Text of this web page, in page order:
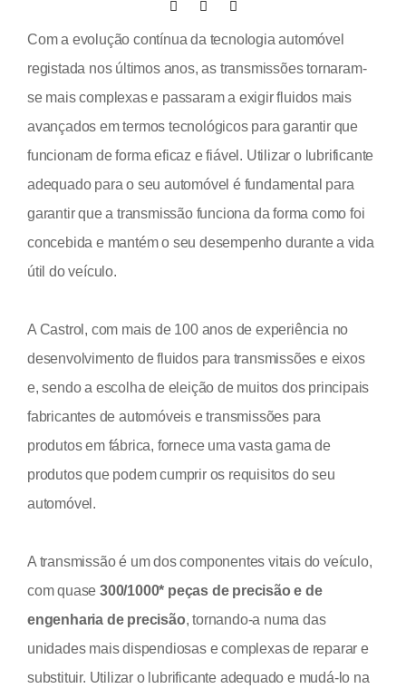
Com a evolução contínua da tecnologia automóvel
registada nos últimos anos, as transmissões tornaram-
se mais complexas e passaram a exigir fluidos mais
avançados em termos tecnológicos para garantir que
funcionam de forma eficaz e fiável. Utilizar o lubrificante
adequado para o seu automóvel é fundamental para
garantir que a transmissão funciona da forma como foi
concebida e mantém o seu desempenho durante a vida
útil do veículo.
A Castrol, com mais de 100 anos de experiência no
desenvolvimento de fluidos para transmissões e eixos
e, sendo a escolha de eleição de muitos dos principais
fabricantes de automóveis e transmissões para
produtos em fábrica, fornece uma vasta gama de
produtos que podem cumprir os requisitos do seu
automóvel.
A transmissão é um dos componentes vitais do veículo,
com quase300/1000* peças de precisão e de
engenharia de precisão, tornando-a numa das
unidades mais dispendiosas e complexas de reparar e
substituir. Utilizar o lubrificante adequado e mudá-lo na